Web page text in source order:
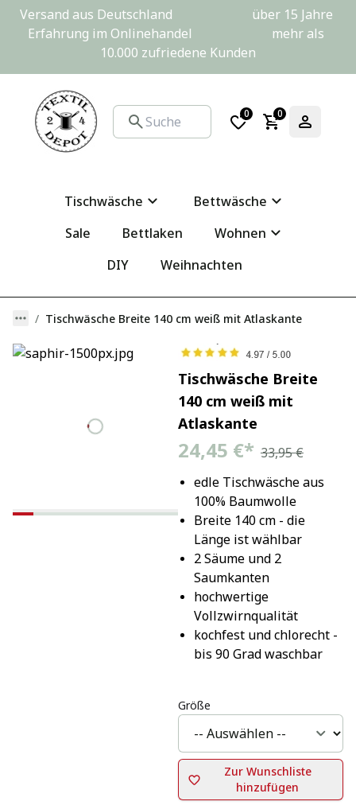
Versand aus Deutschland                         über 15 Jahre
Erfahrung im Onlinehandel                         mehr als
10.000 zufriedene Kunden
0 0
Tischwäsche
Bettwäsche
Sale
Bettlaken
Wohnen
DIY
Weihnachten
Tischwäsche Breite 140 cm weiß mit Atlaskante
Tischwäsche Breite
140 cm weiß mit
Atlaskante
24,45 €* 33,95 €
edle Tischwäsche aus
100% Baumwolle
Breite 140 cm - die
Länge ist wählbar
2 Säume und 2
Saumkanten
hochwertige
Vollzwirnqualität
kochfest und chlorecht -
bis 90 Grad waschbar
Größe
Zur Wunschliste
hinzufügen